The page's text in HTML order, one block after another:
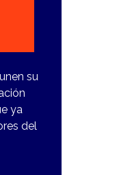
su
ya
del